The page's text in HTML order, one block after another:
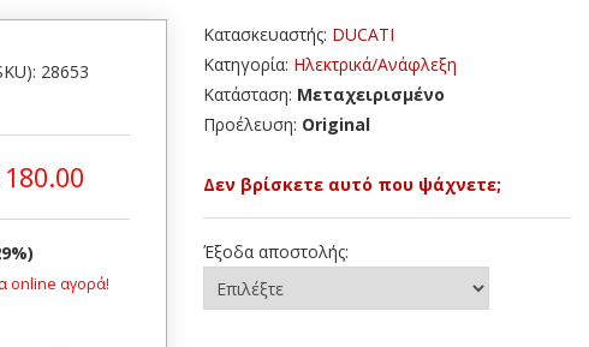
28653
online αγορά!
Κατασκευαστής: DUCATI
Κατηγορία: Ηλεκτρικά/Ανάφλεξη
Κατάσταση: Μεταχειρισμένο
Προέλευση: Original
Δεν βρίσκετε αυτό που ψάχνετε;
Έξοδα αποστολής: